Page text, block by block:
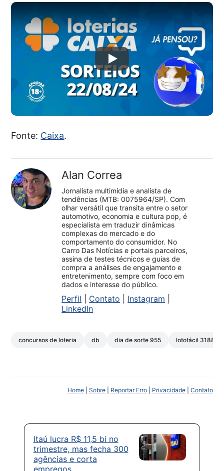
Fonte: Caixa.
Alan Correa
Jornalista multimídia e analista de
tendências (MTB: 0075964/SP). Com
olhar versátil que transita entre o setor
automotivo, economia e cultura pop, é
especialista em traduzir dinâmicas
complexas do mercado e do
comportamento do consumidor. No
Carro Das Notícias e portais parceiros,
assina de testes técnicos e guias de
compra a análises de engajamento e
entretenimento, sempre com foco em
dados e interesse do público.
Perfil Contato Instagram
LinkedIn
concursos de loteria db dia de sorte 955 lotofácil 3188
Home| Sobre| Reportar Erro| Privacidade| Contato
Itaú lucra R$ 11,5 bi no
trimestre, mas fecha 300
agências e corta
empregos